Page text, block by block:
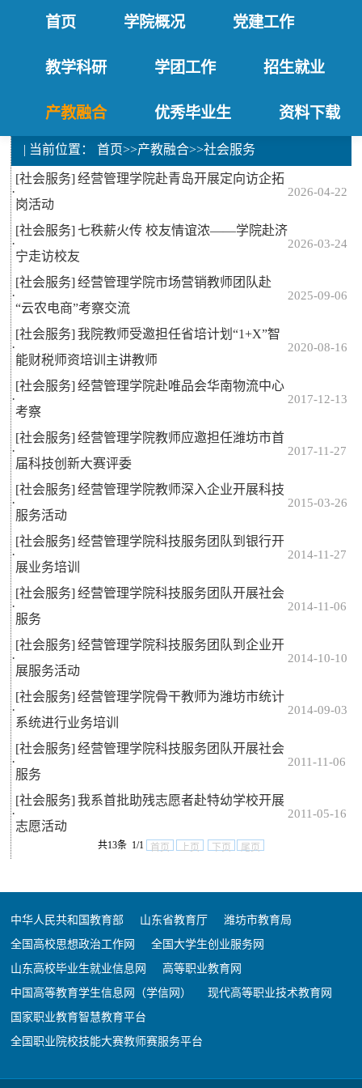
首页 学院概况 党建工作
教学科研 学团工作 招生就业
产教融合 优秀毕业生 资料下载
| 当前位置：首页>>产教融合>>社会服务
·
[社会服务] 经营管理学院赴青岛开展定向访企拓
岗活动
2026-04-22
·
[社会服务] 七秩薪火传 校友情谊浓——学院赴济
宁走访校友
2026-03-24
·
[社会服务] 经营管理学院市场营销教师团队赴
“云农电商”考察交流
2025-09-06
·
[社会服务] 我院教师受邀担任省培计划“1+X”智
能财税师资培训主讲教师
2020-08-16
·
[社会服务] 经营管理学院赴唯品会华南物流中心
考察
2017-12-13
·
[社会服务] 经营管理学院教师应邀担任潍坊市首
届科技创新大赛评委
2017-11-27
·
[社会服务] 经营管理学院教师深入企业开展科技
服务活动
2015-03-26
·
[社会服务] 经营管理学院科技服务团队到银行开
展业务培训
2014-11-27
·
[社会服务] 经营管理学院科技服务团队开展社会
服务
2014-11-06
·
[社会服务] 经营管理学院科技服务团队到企业开
展服务活动
2014-10-10
·
[社会服务] 经营管理学院骨干教师为潍坊市统计
系统进行业务培训
2014-09-03
·
[社会服务] 经营管理学院科技服务团队开展社会
服务
2011-11-06
·
[社会服务] 我系首批助残志愿者赴特幼学校开展
志愿活动
2011-05-16
共13条 1/1 首页 上页 下页 尾页
中华人民共和国教育部 山东省教育厅
潍坊市教育局
全国高校思想政治工作网
全国大学生创业服务网
山东高校毕业生就业信息网
高等职业教育网
中国高等教育学生信息网（学信网）
现代高等职业技术教育网
国家职业教育智慧教育平台
全国职业院校技能大赛教师赛服务平台